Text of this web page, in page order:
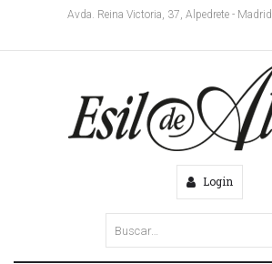
Avda. Reina Victoria, 37, Alpedrete - Madrid
Login